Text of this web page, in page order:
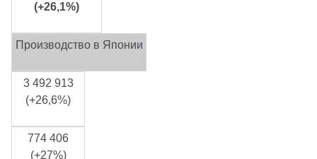
(+26,1%)
Производство в Японии
3 492 913
(+26,6%)
774 406
(+27%)